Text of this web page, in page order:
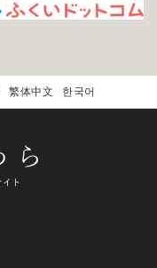
繁体中文 한국어